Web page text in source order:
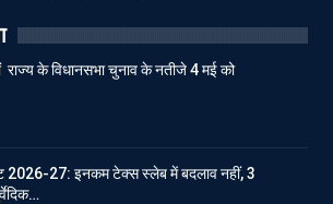
राज्य के विधानसभा चुनाव के नतीजे 4 मई को
2026-27: इनकम टेक्स स्लेब में बदलाव नहीं, 3